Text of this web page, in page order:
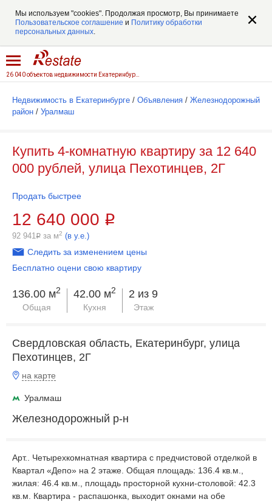
Мы используем "cookies". Продолжая просмотр, Вы принимаете
Пользовательское соглашение и Политику обработки
персональных данных.
Недвижимость в Екатеринбурге / Объявления / Железнодорожный
район / Уралмаш
Купить 4-комнатную квартиру за 12 640
000 рублей, улица Пехотинцев, 2Г
Продать быстрее
12 640 000 Р
92 941Р за м2 (в у.е.)
Следить за изменением цены
Бесплатно оцени свою квартиру
136.00 м2
Общая
42.00 м2
Кухня
2 из 9
Этаж
Свердловская область, Екатеринбург, улица
Пехотинцев, 2Г
на карте
Уралмаш
Железнодорожный р-н
Apт.. Четырехкомнатная квартира с предчистовой отделкой в
Квартал «Депо» на 2 этаже. Общая площадь: 136.4 кв.м.,
жилая: 46.4 кв.м., площадь просторной кухни-столовой: 42.3
кв.м. Квартира - распашонка, выxoдит oкнaми нa oбe